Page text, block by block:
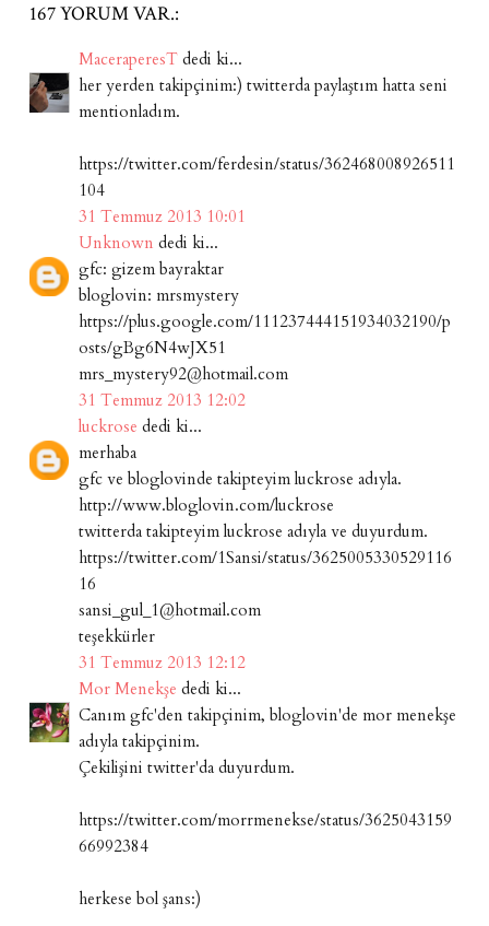
167 YORUM VAR.:
MaceraperesTdedi ki...
her yerden takipçinim:) twitterda paylaştım hatta seni
mentionladım.
https://twitter.com/ferdesin/status/362468008926511
104
31 Temmuz 2013 10:01
Unknown dedi ki...
gfc: gizem bayraktar
bloglovin: mrsmystery
https://plus.google.com/111237444151934032190/p
osts/gBg6N4wJX51
mrs_mystery92@hotmail.com
31 Temmuz 2013 12:02
luckrose dedi ki...
merhaba
gfc ve bloglovinde takipteyim luckrose adıyla.
http://www.bloglovin.com/luckrose
twitterda takipteyim luckrose adıyla ve duyurdum.
https://twitter.com/1Sansi/status/3625005330529116
16
sansi_gul_1@hotmail.com
teşekkürler
31 Temmuz 2013 12:12
Mor Menekşe dedi ki...
Canım gfc'den takipçinim, bloglovin'de mor menekşe
adıyla takipçinim.
Çekilişini twitter'da duyurdum.
https://twitter.com/morrmenekse/status/3625043159
66992384
herkese bol şans:)